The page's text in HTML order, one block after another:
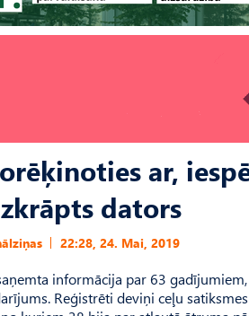
ar,
dators
22:28, 24. Mai, 2019
informācija par 63
Reģistrēti deviņi ceļu